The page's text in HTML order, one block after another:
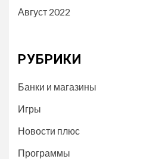
Август 2022
РУБРИКИ
Банки и магазины
Игры
Новости плюс
Программы